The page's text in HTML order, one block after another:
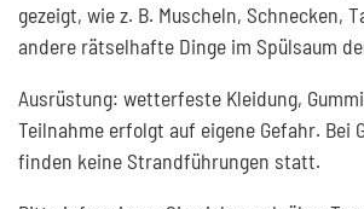
gezeigt, wie z. B. Muscheln, Schnecken,
andere rätselhafte Dinge im Spülsaum
Ausrüstung: wetterfeste Kleidung,
Teilnahme erfolgt auf eigene Gefahr. Bei
finden keine Strandführungen statt.